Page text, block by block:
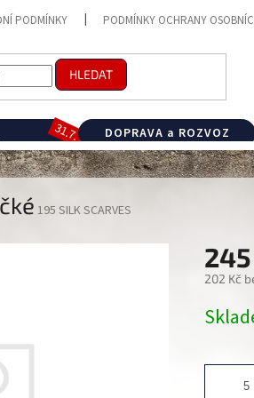
PODMÍNKY PODMÍNKY OCHRANY
HLEDAT
DOPRAVA a ROZVOZ
195 SILK SCARVES
202 Kč
cena: